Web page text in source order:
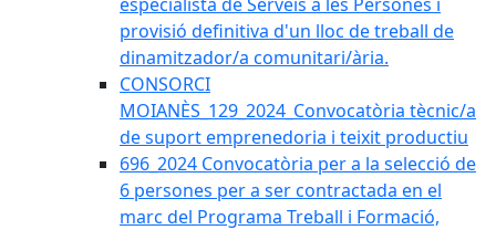
provisió definitiva d'un lloc de treball de
dinamitzador/a comunitari/ària.
CONSORCI
MOIANÈS_129_2024_Convocatòria tècnic/a
de suport emprenedoria i teixit productiu
696_2024 Convocatòria per a la selecció de
6 persones per a ser contractada en el
marc del Programa Treball i Formació,